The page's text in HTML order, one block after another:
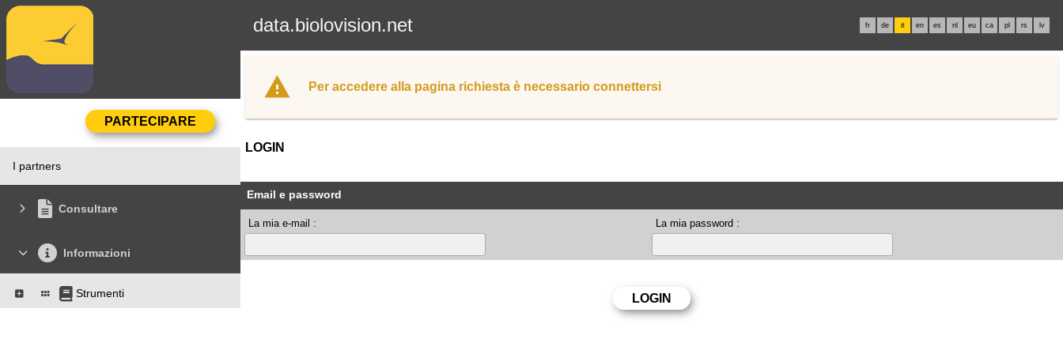
data.biolovision.net fr de it en es nl eu ca pl rs lv
I partners
Consultare
Informazioni
Strumenti
Per accedere alla pagina richiesta è necessario connettersi
LOGIN
Email e password
La mia e-mail : La mia password :